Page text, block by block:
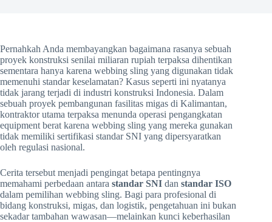
Pernahkah Anda membayangkan bagaimana rasanya sebuah
proyek konstruksi senilai miliaran rupiah terpaksa dihentikan
sementara hanya karena webbing sling yang digunakan tidak
memenuhi standar keselamatan? Kasus seperti ini nyatanya
tidak jarang terjadi di industri konstruksi Indonesia. Dalam
sebuah proyek pembangunan fasilitas migas di Kalimantan,
kontraktor utama terpaksa menunda operasi pengangkatan
equipment berat karena webbing sling yang mereka gunakan
tidak memiliki sertifikasi standar SNI yang dipersyaratkan
oleh regulasi nasional.
Cerita tersebut menjadi pengingat betapa pentingnya
memahami perbedaan antara standar SNI dan standar ISO
dalam pemilihan webbing sling. Bagi para profesional di
bidang konstruksi, migas, dan logistik, pengetahuan ini bukan
sekadar tambahan wawasan—melainkan kunci keberhasilan